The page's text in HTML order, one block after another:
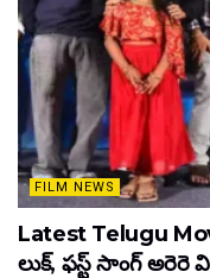
FILM NEWS
Latest Telugu
లుక్, ఫస్ట్ సాంగ్ అరెరె